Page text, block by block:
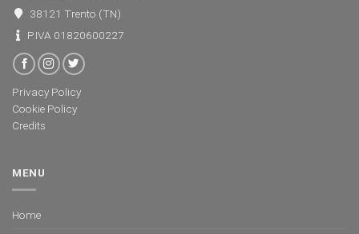
38121 Trento (TN)
P.IVA 01820600227
Privacy Policy
Cookie Policy
Credits
MENU
Home